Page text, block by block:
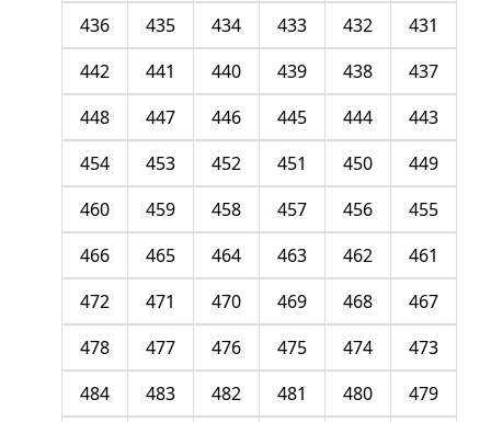
431
432
433
434
435
436
437
438
439
440
441
442
443
444
445
446
447
448
449
450
451
452
453
454
455
456
457
458
459
460
461
462
463
464
465
466
467
468
469
470
471
472
473
474
475
476
477
478
479
480
481
482
483
484